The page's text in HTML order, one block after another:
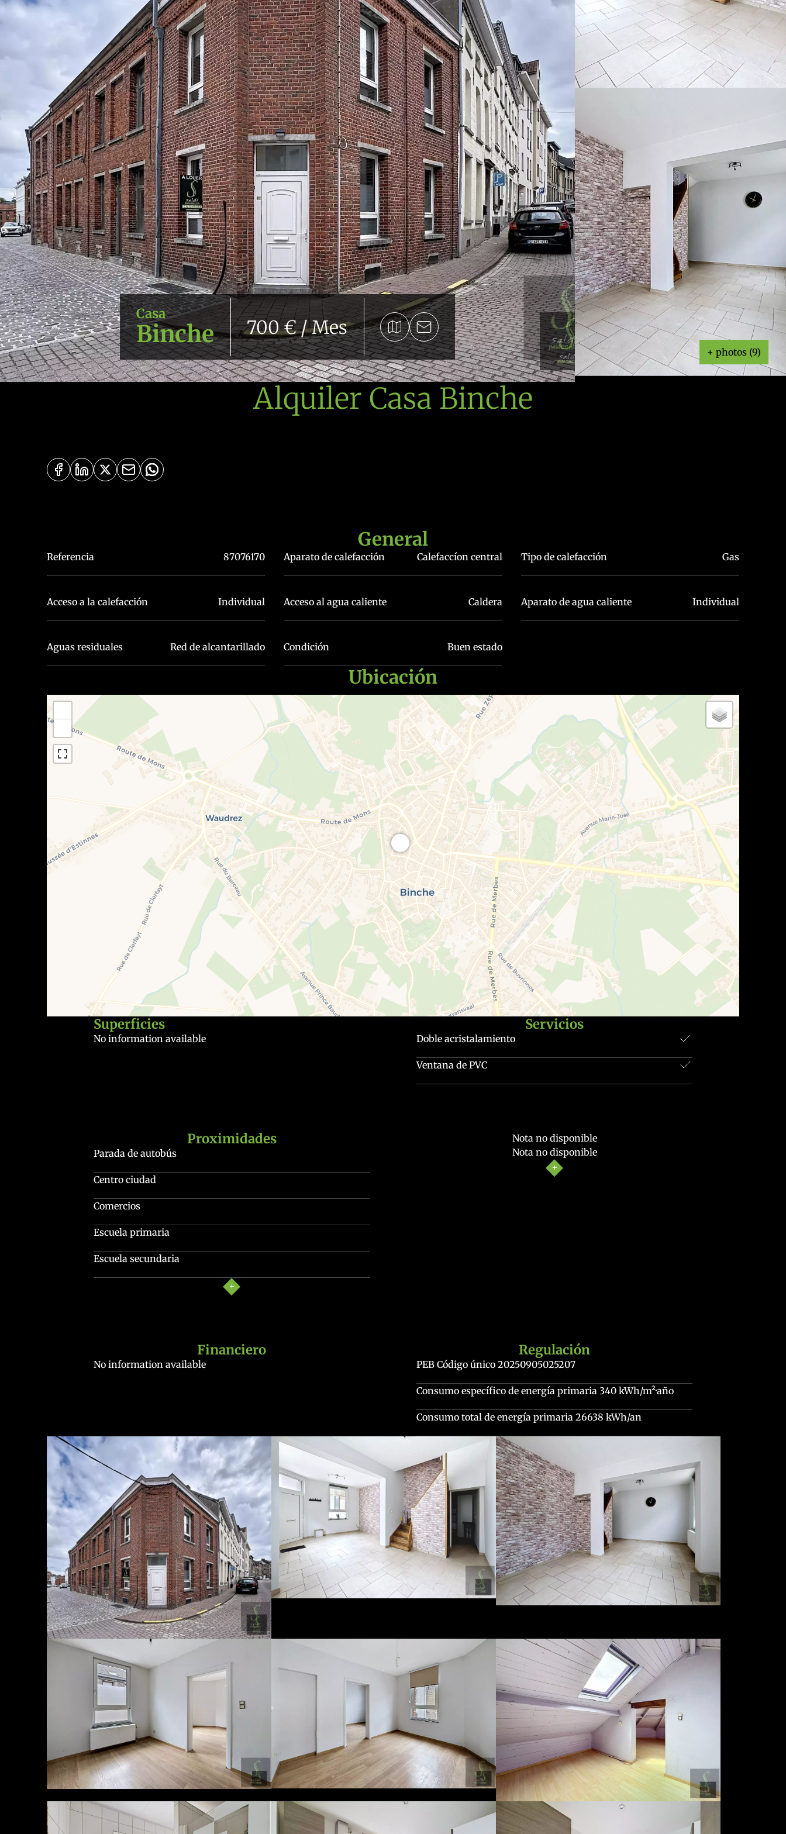
Casa
Binche 700 € / Mes
+ photos (9)
Alquiler Casa Binche
General
Referencia 87076170 Aparato de calefacción Calefaccíon central Tipo de calefacción Gas
Acceso a la calefacción Individual Acceso al agua caliente Caldera Aparato de agua caliente Individual
Aguas residuales Red de alcantarillado Condición Buen estado
Ubicación
Superficies
No information available
Servicios
Doble acristalamiento
Ventana de PVC
Proximidades
Parada de autobús
Centro ciudad
Comercios
Escuela primaria
Escuela secundaria
Nota no disponible
Nota no disponible
Financiero
No information available
Regulación
PEB Código único 20250905025207
Consumo específico de energía primaria 340 kWh/m²·año
Consumo total de energía primaria 26638 kWh/an